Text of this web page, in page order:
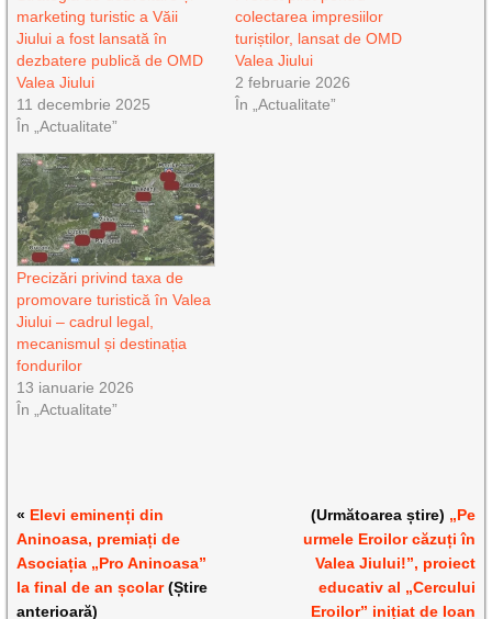
marketing turistic a Văii
Jiului a fost lansată în
dezbatere publică de OMD
Valea Jiului
11 decembrie 2025
În „Actualitate”
colectarea impresiilor
turiștilor, lansat de OMD
Valea Jiului
2 februarie 2026
În „Actualitate”
Precizări privind taxa de
promovare turistică în Valea
Jiului – cadrul legal,
mecanismul și destinația
fondurilor
13 ianuarie 2026
În „Actualitate”
« Elevi eminenți din
Aninoasa, premiați de
Asociația „Pro Aninoasa”
la final de an școlar(Știre
anterioară)
(Următoarea știre) „Pe
urmele Eroilor căzuți în
Valea Jiului!”, proiect
educativ al „Cercului
Eroilor” inițiat de Ioan